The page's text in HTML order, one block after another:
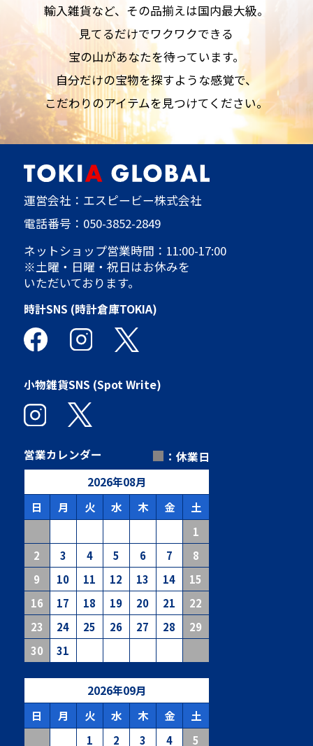
輸入雑貨など、その品揃えは国内最大級。
見てるだけでワクワクできる
宝の山があなたを待っています。
自分だけの宝物を探すような感覚で、
こだわりのアイテムを見つけてください。
運営会社：エスピービー株式会社
電話番号： 050-3852-2849
ネットショップ営業時間：11:00-17:00
※土曜・日曜・祝日はお休みを
いただいております。
時計SNS (時計倉庫TOKIA)
小物雑貨SNS (Spot Write)
営業カレンダー ■ ：休業日
2026年08月
日
月 火 水 木 金 土
1
2
3 4 5 6 7
8
9
10 11 12 13 14
15
16
17 18 19 20 21
22
23
24 25 26 27 28
29
30
31
2026年09月
日
月 火 水 木 金 土
1 2 3 4
5